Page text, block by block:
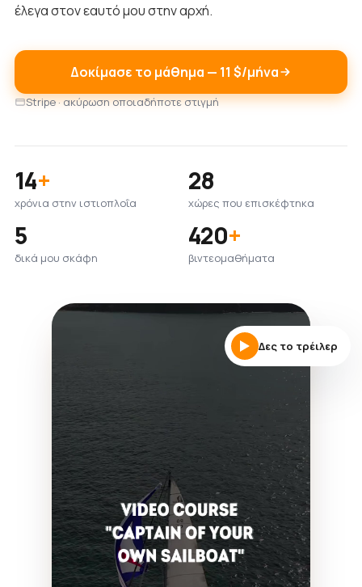
έλεγα στον εαυτό μου στην αρχή.
Δοκίμασε το μάθημα — 11 $/μήνα
Stripe · ακύρωση οποιαδήποτε στιγμή
14+
χρόνια στην ιστιοπλοΐα
28
χώρες που επισκέφτηκα
5
δικά μου σκάφη
420+
βιντεομαθήματα
Δες το τρέιλερ